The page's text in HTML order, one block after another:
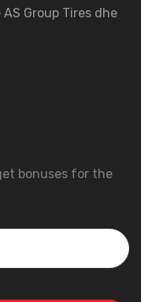
Group Tires dhe
bonuses for the